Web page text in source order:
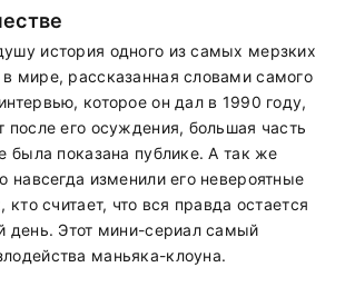
история одного из самых мерзких
мире, рассказанная словами самого
которое он дал в 1990 году,
после его осуждения, большая часть
была показана публике. А так же
навсегда изменили его невероятные
кто считает, что вся правда остается
день. Этот мини-сериал самый
маньяка-клоуна.